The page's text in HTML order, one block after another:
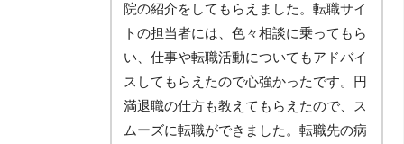
院の紹介をしてもらえました。転職サイ
トの担当者には、色々相談に乗ってもら
い、仕事や転職活動についてもアドバイ
スしてもらえたので心強かったです。円
満退職の仕方も教えてもらえたので、ス
ムーズに転職ができました。転職先の病